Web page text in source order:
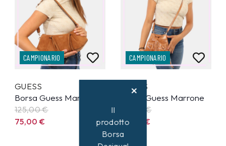
CAMPIONARIO
GUESS
Borsa Guess Marrone
125,00€
75,00€
CAMPIONARIO
GUESS
Borsa Guess Marrone
€
57,00
€
Il
prodotto
Borsa